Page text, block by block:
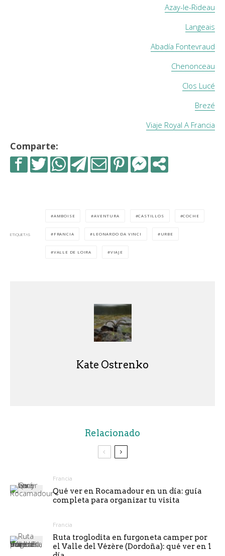
Azay-le-Rideau
Langeais
Abadía Fontevraud
Chenonceau
Clos Lucé
Brezé
Viaje Royal A Francia
Comparte:
ETIQUETAS
AMBOISE AVENTURA CASTILLOS COCHE
FRANCIA LEONARDO DA VINCI URBE
VALLE DE LOIRA VIAJE
Kate Ostrenko
Relacionado
Francia
Qué ver en Rocamadour en un día: guía
completa para organizar tu visita
Francia
Ruta troglodita en furgoneta camper por
el Valle del Vézère (Dordoña): qué ver en 1